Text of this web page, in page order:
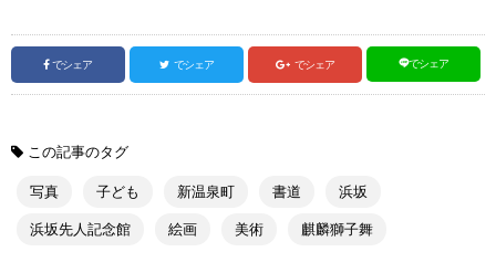
でシェア でシェア でシェア でシェア
この記事のタグ
写真 子ども 新温泉町 書道 浜坂
浜坂先人記念館 絵画 美術 麒麟獅子舞